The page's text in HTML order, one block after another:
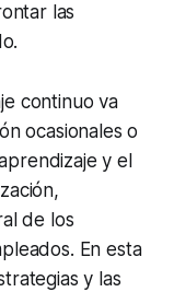
las
continuo va
ocasionales o
y el
de los
En esta
y las